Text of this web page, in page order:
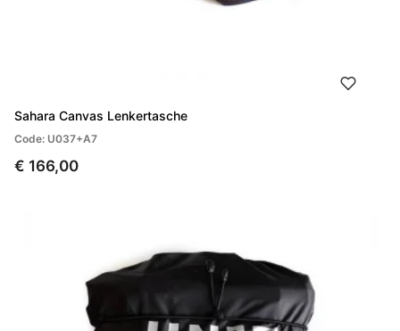
Sahara Canvas Lenkertasche
Code: U037+A7
€ 166,00